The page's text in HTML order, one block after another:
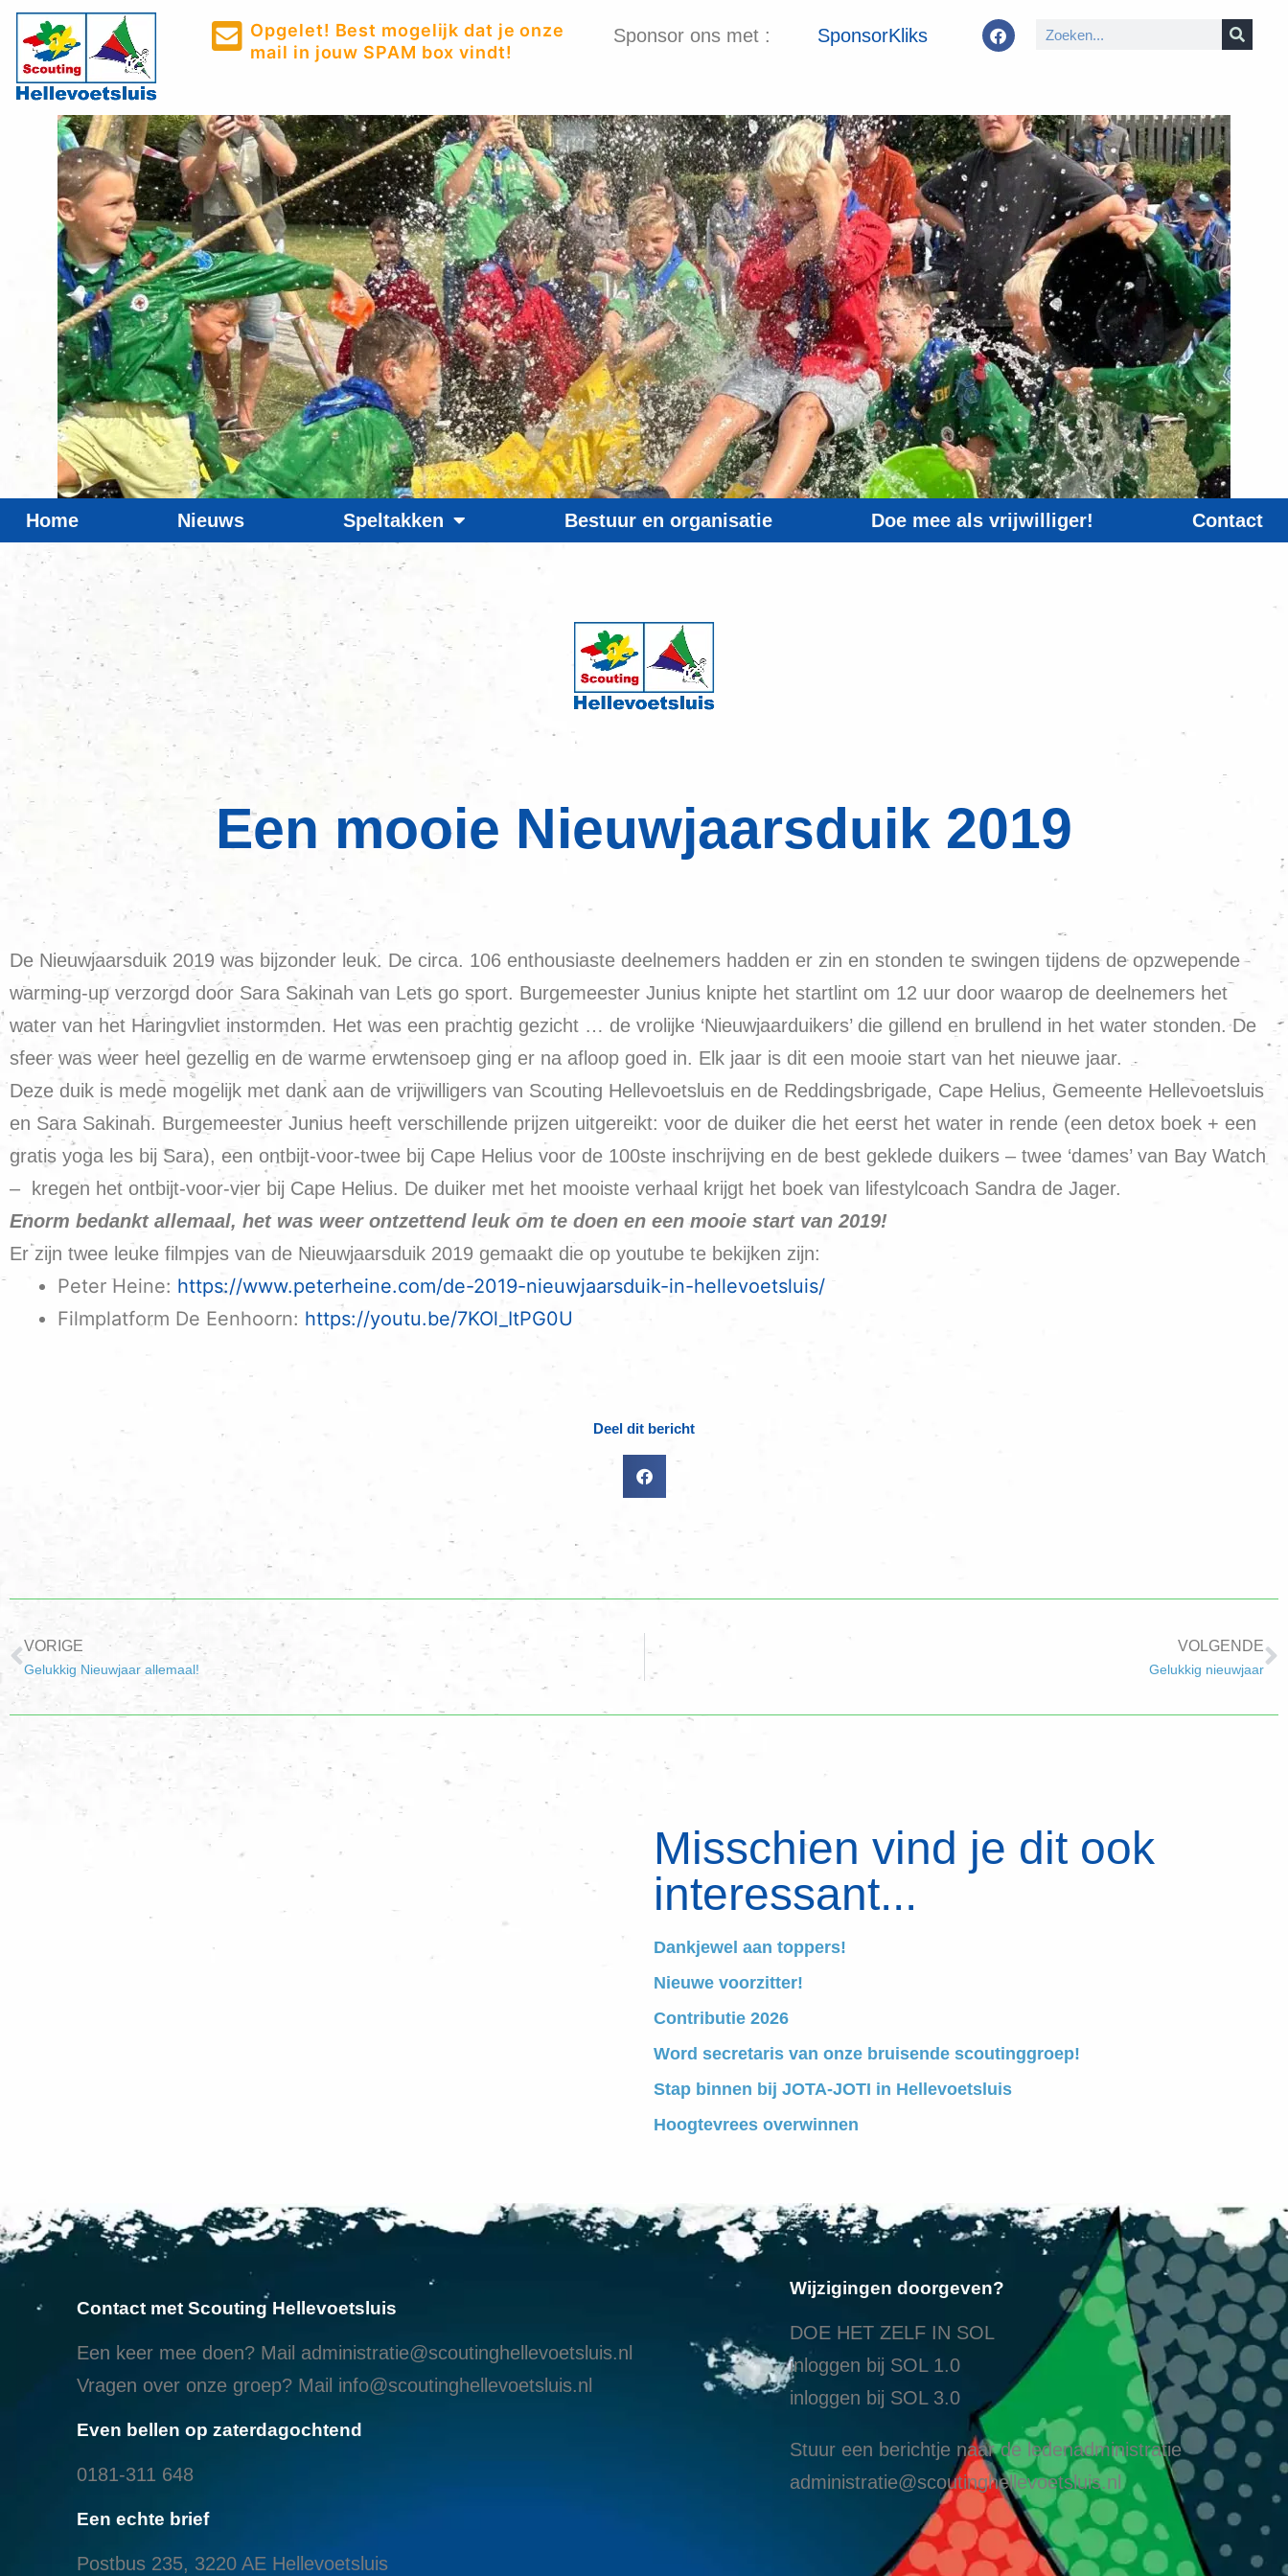
Opgelet! Best mogelijk dat je onze
mail in jouw SPAM box vindt!
Sponsor ons met : SponsorKliks
Home Nieuws Speltakken Bestuur en organisatie Doe mee als vrijwilliger! Contact
Een mooie Nieuwjaarsduik 2019
De Nieuwjaarsduik 2019 was bijzonder leuk. De circa. 106 enthousiaste deelnemers hadden er zin en stonden te swingen tijdens de opzwepende
warming-up verzorgd door Sara Sakinah van Lets go sport. Burgemeester Junius knipte het startlint om 12 uur door waarop de deelnemers het
water van het Haringvliet instormden. Het was een prachtig gezicht … de vrolijke ‘Nieuwjaarduikers’ die gillend en brullend in het water stonden. De
sfeer was weer heel gezellig en de warme erwtensoep ging er na afloop goed in. Elk jaar is dit een mooie start van het nieuwe jaar.
Deze duik is mede mogelijk met dank aan de vrijwilligers van Scouting Hellevoetsluis en de Reddingsbrigade, Cape Helius, Gemeente Hellevoetsluis
en Sara Sakinah. Burgemeester Junius heeft verschillende prijzen uitgereikt: voor de duiker die het eerst het water in rende (een detox boek + een
gratis yoga les bij Sara), een ontbijt-voor-twee bij Cape Helius voor de 100ste inschrijving en de best geklede duikers – twee ‘dames’ van Bay Watch
– kregen het ontbijt-voor-vier bij Cape Helius. De duiker met het mooiste verhaal krijgt het boek van lifestylcoach Sandra de Jager.
Enorm bedankt allemaal, het was weer ontzettend leuk om te doen en een mooie start van 2019!
Er zijn twee leuke filmpjes van de Nieuwjaarsduik 2019 gemaakt die op youtube te bekijken zijn:
Peter Heine: https://www.peterheine.com/de-2019-nieuwjaarsduik-in-hellevoetsluis/
Filmplatform De Eenhoorn: https://youtu.be/7KOl_ItPG0U
Deel dit bericht
VORIGE
Gelukkig Nieuwjaar allemaal!
VOLGENDE
Gelukkig nieuwjaar
Misschien vind je dit ook
interessant...
Dankjewel aan toppers!
Nieuwe voorzitter!
Contributie 2026
Word secretaris van onze bruisende scoutinggroep!
Stap binnen bij JOTA-JOTI in Hellevoetsluis
Hoogtevrees overwinnen
Contact met Scouting Hellevoetsluis
Een keer mee doen? Mail administratie@scoutinghellevoetsluis.nl
Vragen over onze groep? Mail info@scoutinghellevoetsluis.nl
Even bellen op zaterdagochtend
0181-311 648
Een echte brief
Postbus 235, 3220 AE Hellevoetsluis
Wijzigingen doorgeven?
DOE HET ZELF IN SOL
inloggen bij SOL 1.0
inloggen bij SOL 3.0
Stuur een berichtje naar de ledenadministratie
administratie@scoutinghellevoetsluis.nl